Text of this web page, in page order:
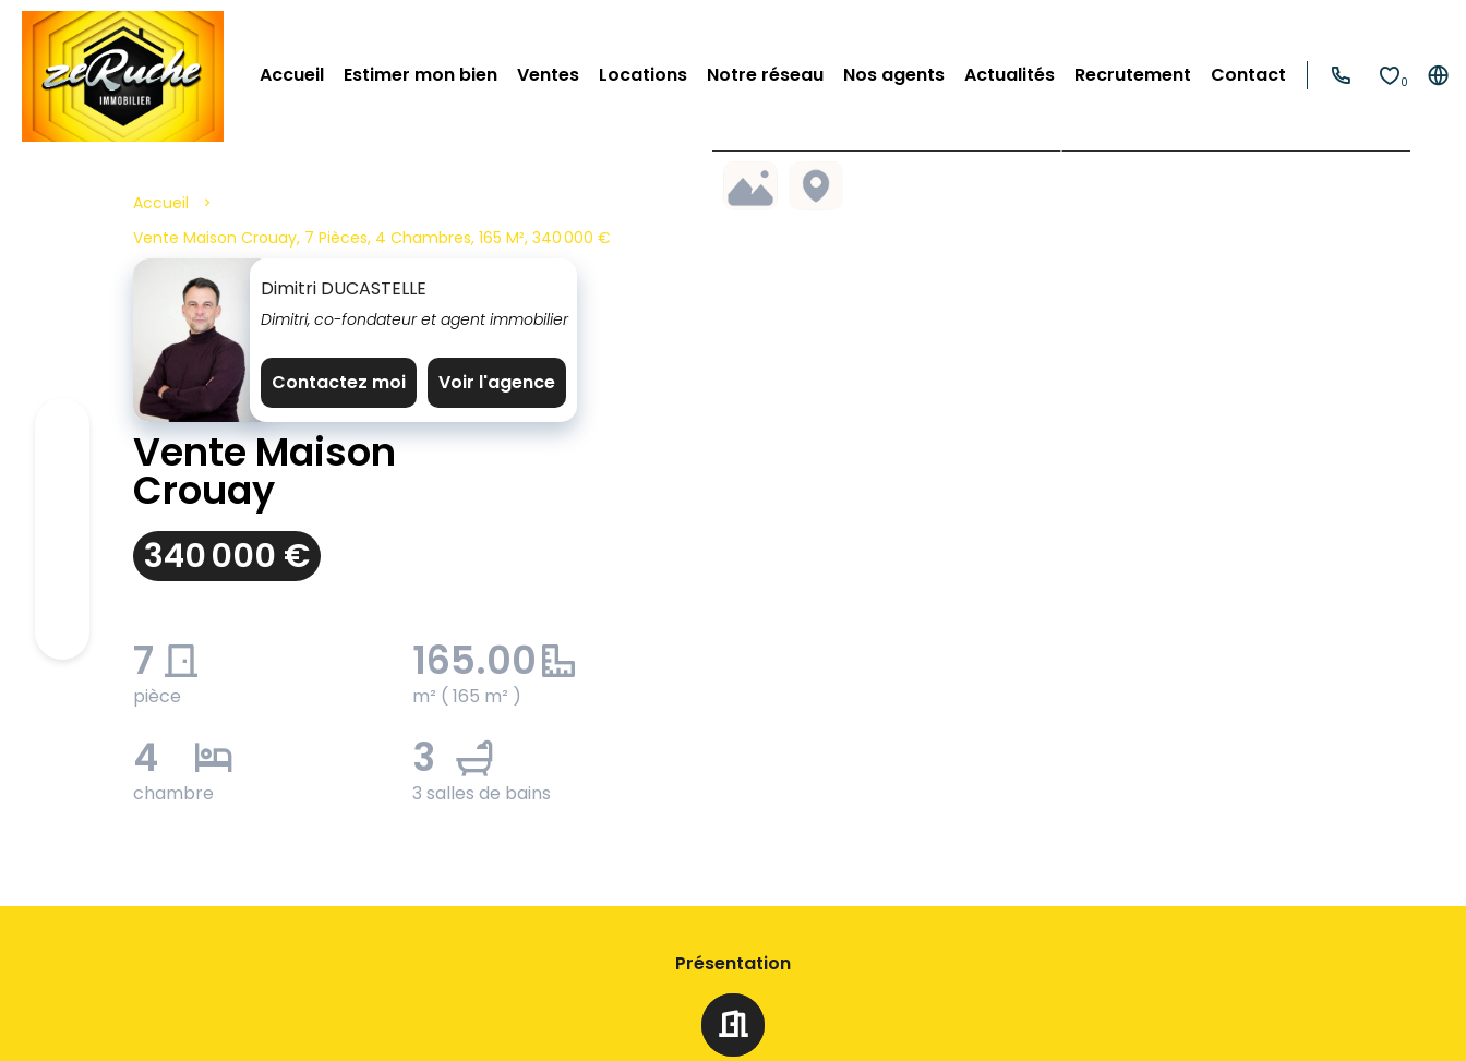
Accueil Estimer mon bien Ventes Locations Notre réseau Nos agents Actualités Recrutement Contact 0
Accueil
Vente Maison Crouay, 7 Pièces, 4 Chambres, 165 M², 340 000 €
Dimitri DUCASTELLE
Dimitri, co-fondateur et agent immobilier
Contactez moi Voir l'agence
Vente Maison
Crouay
340 000 €
7
pièce
165.00
m² ( 165 m² )
4
chambre
3
3 salles de bains
Présentation